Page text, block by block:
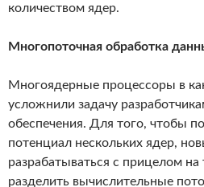
количеством ядер.
Многопоточная обработка
Многоядерные процессоры в
усложнили задачу
обеспечения. Для того, чтобы
потенциал нескольких ядер,
разрабатываться с прицелом
разделить вычислительные